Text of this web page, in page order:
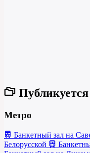
Метро
Банкетный зал на
Белорусской